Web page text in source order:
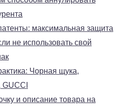
максимальная защита
не использовать свой
Чорная щука,
и описание товара на